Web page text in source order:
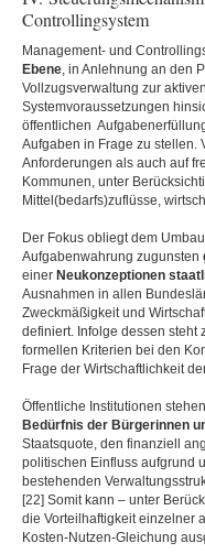
Controllingsystem
Management- und
Ebene, in Anlehnung an den
Vollzugsverwaltung zur
Systemvoraussetzungen
öffentlichen
Aufgaben in Frage zu stellen.
Anforderungen als auch auf
Kommunen, unter
Mittel(bedarfs)zuflüsse,
Der Fokus obliegt dem
Aufgabenwahrung zugunsten
einer Neukonzeptionen
Ausnahmen in allen
Zweckmäßigkeit und
definiert. Infolge dessen steht
formellen Kriterien bei den
Frage der Wirtschaftlichkeit
Öffentliche Institutionen
Bedürfnis der Bürgerinnen
Staatsquote, den finanziell
politischen Einfluss aufgrund
bestehenden
[22] Somit kann – unter
die Vorteilhaftigkeit einzelner
Kosten-Nutzen-Gleichung